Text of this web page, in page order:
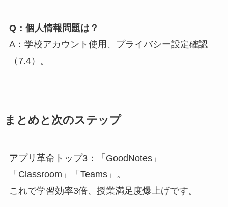
Q：個人情報問題は？
A：学校アカウント使用、プライバシー設定確認
（7.4）。
まとめと次のステップ
アプリ革命トップ3：「GoodNotes」
「Classroom」「Teams」。
これで学習効率3倍、授業満足度爆上げです。